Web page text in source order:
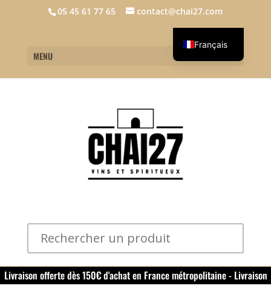
05 45 61 77 65 contact@chai27.com
MENU
Livraison offerte dès 150€ d'achat en France métropolitaine - Livraison
offerte dans le rouillacais (16) dès 50€ d'achat
Français
English